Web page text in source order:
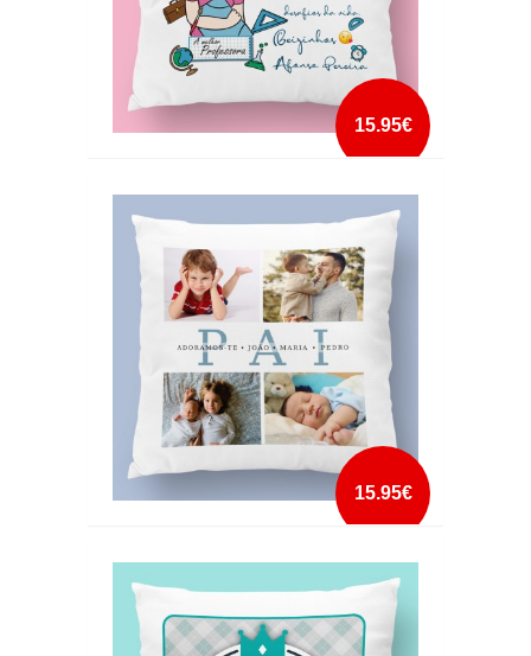
15.95€
mais info
add à lista
15.95€
mais info